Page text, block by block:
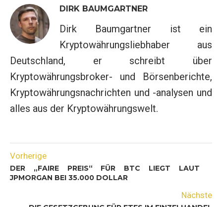
DIRK BAUMGARTNER
Dirk Baumgartner ist ein
Kryptowährungsliebhaber aus
Deutschland, er schreibt über
Kryptowährungsbroker- und Börsenberichte,
Kryptowährungsnachrichten und -analysen und
alles aus der Kryptowährungswelt.
Vorherige
DER „FAIRE PREIS“ FÜR BTC LIEGT LAUT
JPMORGAN BEI 35.000 DOLLAR
Nächste